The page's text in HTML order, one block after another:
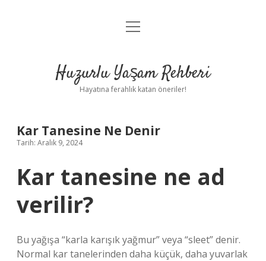
Anasayfa
Yasal Uyarı
menüyü
Huzurlu Yaşam Rehberi
Hayatına ferahlık katan öneriler!
Kar Tanesine Ne Denir
Tarih: Aralık 9, 2024
Kar tanesine ne ad
verilir?
Bu yağışa “karla karışık yağmur” veya “sleet” denir.
Normal kar tanelerinden daha küçük, daha yuvarlak